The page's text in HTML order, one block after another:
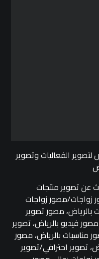
الفعاليات وتصوير
عن تصوير منتجات
زواجات/مصور زواجات
بالرياض، مصور تصوير
فيديو بالرياض، تصوير
مناسبات بالرياض، مصور
تصوير احترافي/تصوير